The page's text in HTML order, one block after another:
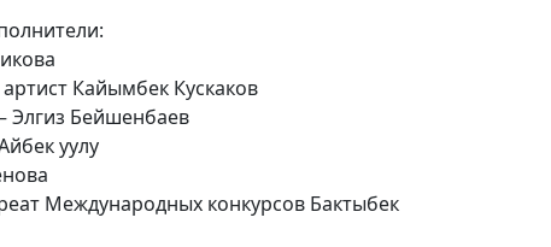
Кайымбек Кускаков
Бейшенбаев
уулу
Международных конкурсов Бактыбек